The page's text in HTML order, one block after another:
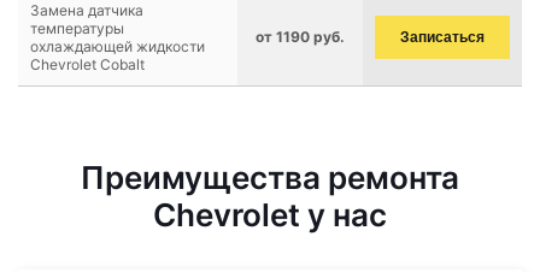
Замена датчика
температуры
охлаждающей жидкости
Chevrolet Cobalt
от 1190 руб. Записаться
Преимущества ремонта
Chevrolet у нас